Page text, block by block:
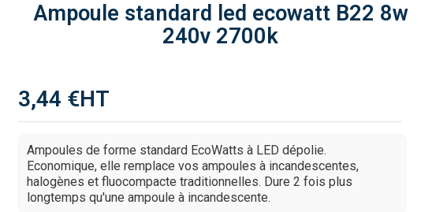
Ampoule standard led ecowatt B22 8w
240v 2700k
3,44 €HT
Ampoules de forme standard EcoWatts à LED dépolie.
Economique, elle remplace vos ampoules à incandescentes,
halogènes et fluocompacte traditionnelles. Dure 2 fois plus
longtemps qu'une ampoule à incandescente.